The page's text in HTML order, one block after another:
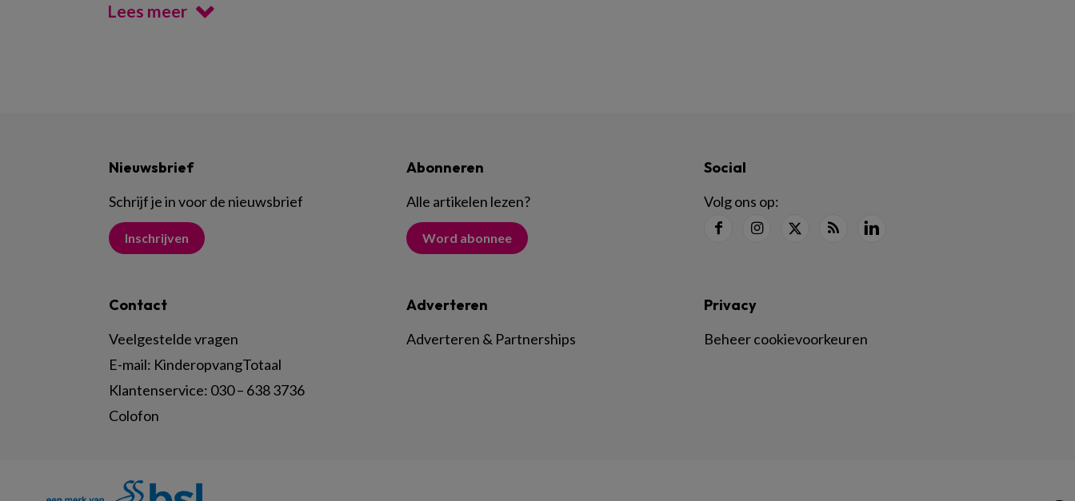
Lees meer
Nieuwsbrief
Schrijf je in voor de nieuwsbrief
Inschrijven
Abonneren
Alle artikelen lezen?
Word abonnee
Social
Volg ons op:
Contact
Veelgestelde vragen
E-mail: KinderopvangTotaal
Klantenservice: 030 – 638 3736
Colofon
Adverteren
Adverteren & Partnerships
Privacy
Beheer cookievoorkeuren